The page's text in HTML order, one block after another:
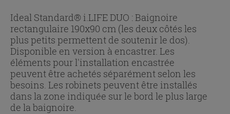
Ideal Standard® i.LIFE DUO : Baignoire
rectangulaire 190x90 cm (les deux côtés les
plus petits permettent de soutenir le dos).
Disponible en version à encastrer. Les
éléments pour l'installation encastrée
peuvent être achetés séparément selon les
besoins. Les robinets peuvent être installés
dans la zone indiquée sur le bord le plus large
de la baignoire.